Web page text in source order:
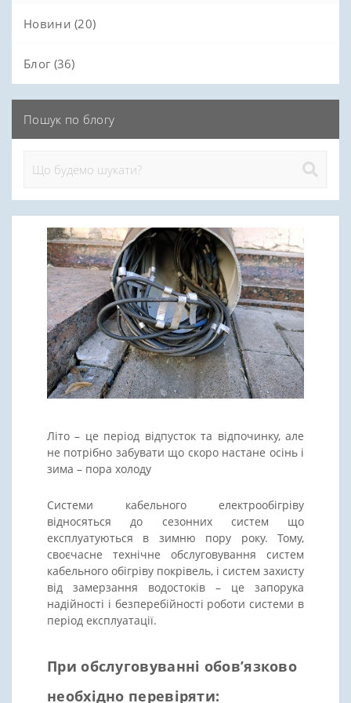
Новини (20)
Блог (36)
Пошук по блогу
Літо – це період відпусток та відпочинку, але
не потрібно забувати що скоро настане осінь і
зима – пора холоду
Системи кабельного електрообігріву
відносяться до сезонних систем що
експлуатуються в зимню пору року. Тому,
своєчасне технічне обслуговування систем
кабельного обігріву покрівель, і систем захисту
від замерзання водостоків – це запорука
надійності і безперебійності роботи системи в
період експлуатації.
При обслуговуванні обов’язково
необхідно перевіряти: